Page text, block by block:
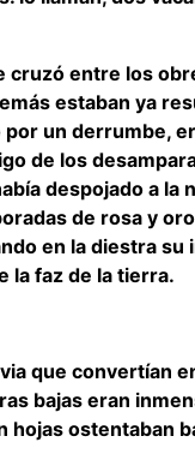
cruzó entre los
estaban ya
un derrumbe,
de los
despojado a la
de rosa y
en la diestra
la faz de la tierra.
que convertían
bajas eran
hojas ostentaban